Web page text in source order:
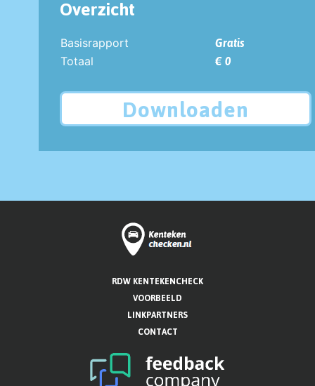
Overzicht
Basisrapport
Gratis
Totaal
€ 0
Downloaden
RDW KENTEKENCHECK
VOORBEELD
LINKPARTNERS
CONTACT